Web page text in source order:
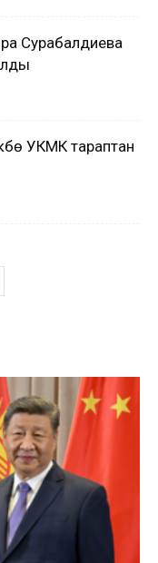
Сурабалдиева
УКМК тараптан